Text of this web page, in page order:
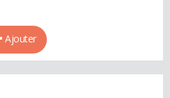
Ajouter